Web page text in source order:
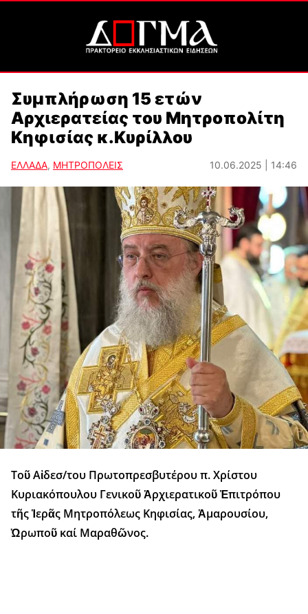
Συμπλήρωση 15 ετών
Αρχιερατείας του Μητροπολίτη
Κηφισίας κ.Κυρίλλου
ΕΛΛΑΔΑ, ΜΗΤΡΟΠΟΛΕΙΣ 10.06.2025 | 14:46
Τοῦ Αἰδεσ/του Πρωτοπρεσβυτέρου π. Χρίστου
Κυριακόπουλου Γενικοῦ Ἀρχιερατικοῦ Ἐπιτρόπου
τῆς Ἱερᾶς Μητροπόλεως Κηφισίας, Ἀμαρουσίου,
Ὠρωποῦ καί Μαραθῶνος.